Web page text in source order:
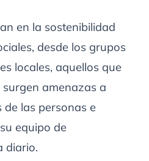
en la sostenibilidad
desde los grupos
locales, aquellos que
amenazas a
las personas e
equipo de
diario.